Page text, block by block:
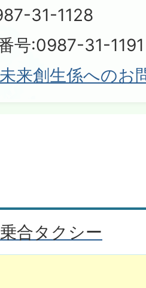
31-1128
号:0987-31-1191
来創生係へのお
合タクシー